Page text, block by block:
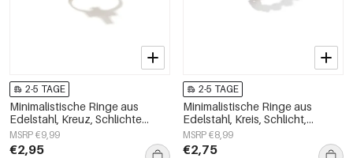
2-5 TAGE
Minimalistische Ringe aus
Edelstahl, Kreuz, Schlichte
Alltags-Serie, Damenschmuck
MSRP €9,99
€2,95
2-5 TAGE
Minimalistische Ringe aus
Edelstahl, Kreis, Schlicht,
Alltagsschmuck,
Damenschmuck
MSRP €8,99
€2,75